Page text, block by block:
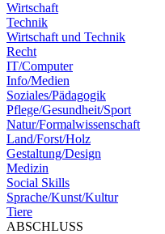
Wirtschaft
Technik
Wirtschaft und Technik
Recht
IT/Computer
Info/Medien
Soziales/Pädagogik
Pflege/Gesundheit/Sport
Natur/Formalwissenschaft
Land/Forst/Holz
Gestaltung/Design
Medizin
Social Skills
Sprache/Kunst/Kultur
Tiere
ABSCHLUSS